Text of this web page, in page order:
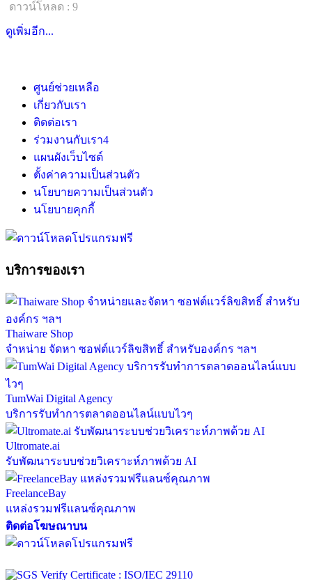
ดาวน์โหลด : 9
ดูเพิ่มอีก...
ศูนย์ช่วยเหลือ
เกี่ยวกับเรา
ติดต่อเรา
ร่วมงานกับเรา4
แผนผังเว็บไซต์
ตั้งค่าความเป็นส่วนตัว
นโยบายความเป็นส่วนตัว
นโยบายคุกกี้
บริการของเรา
Thaiware Shop
จำหน่าย จัดหา ซอฟต์แวร์ลิขสิทธิ์ สำหรับองค์กร ฯลฯ
TumWai Digital Agency
บริการรับทำการตลาดออนไลน์แบบไวๆ
Ultromate.ai
รับพัฒนาระบบช่วยวิเคราะห์ภาพด้วย AI
FreelanceBay
แหล่งรวมฟรีแลนซ์คุณภาพ
ติดต่อโฆษณาบน